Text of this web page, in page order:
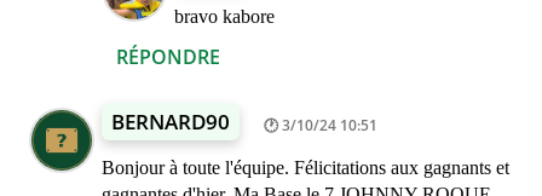
RÉPONDRE
bravo kabore
BERNARD90 3/10/24 10:51
Bonjour à toute l'équipe. Félicitations aux gagnants et